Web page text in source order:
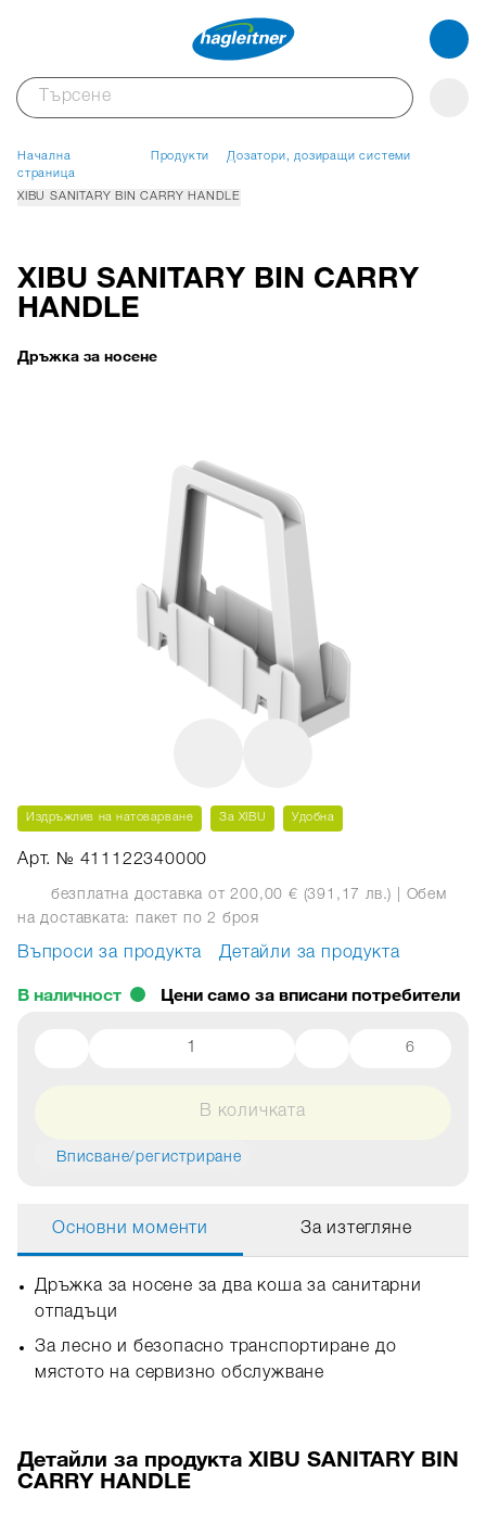
Начална
страница
Продукти Дозатори, дозиращи системи
XIBU SANITARY BIN CARRY HANDLE
XIBU SANITARY BIN CARRY
HANDLE
Дръжка за носене
Издръжлив на натоварване За XIBU Удобна
Арт. № 411122340000
безплатна доставка от 200,00 € (391,17 лв.) | Обем
на доставката: пакет по 2 броя
Въпроси за продукта Детайли за продукта
В наличност
6
В количката
Вписване/регистриране
Основни моменти За изтегляне
Дръжка за носене за два коша за санитарни
отпадъци
За лесно и безопасно транспортиране до
мястото на сервизно обслужване
Детайли за продукта XIBU SANITARY BIN
CARRY HANDLE